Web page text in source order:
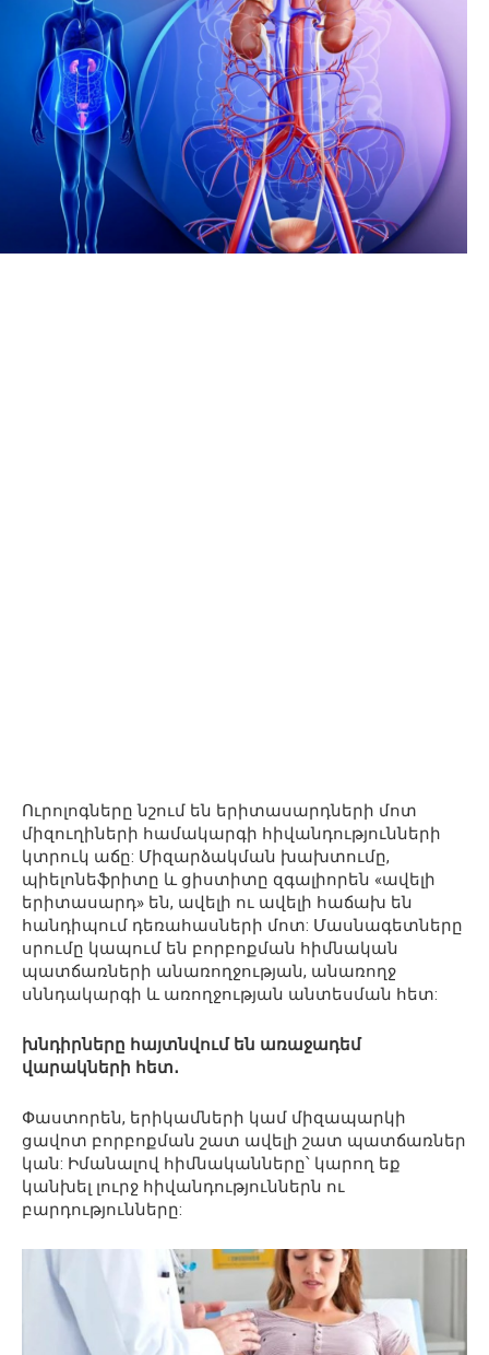
Ուրոլոգները նշում են երիտասարդների մոտ
միզուղիների համակարգի հիվանդությունների
կտրուկ աճը: Միզարձակման խախտումը,
պիելոնեֆրիտը և ցիստիտը զգալիորեն «ավելի
երիտասարդ» են, ավելի ու ավելի հաճախ են
հանդիպում դեռահասների մոտ: Մասնագետները
սրումը կապում են բորբոքման հիմնական
պատճառների անառողջության, անառողջ
սննդակարգի և առողջության անտեսման հետ:
խնդիրները հայտնվում են առաջադեմ
վարակների հետ․
Փաստորեն, երիկամների կամ միզապարկի
ցավոտ բորբոքման շատ ավելի շատ պատճառներ
կան: Իմանալով հիմնականները՝ կարող եք
կանխել լուրջ հիվանդություններն ու
բարդությունները: